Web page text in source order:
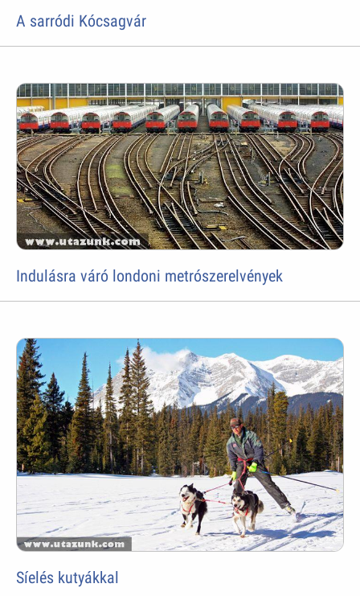
A sarródi Kócsagvár
Indulásra váró londoni metrószerelvények
Síelés kutyákkal